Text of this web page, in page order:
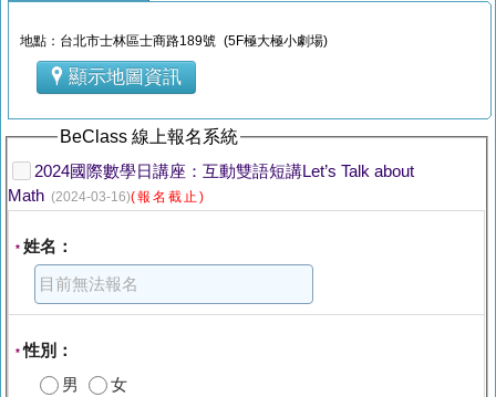
地點：台北市士林區士商路189號 (5F極大極小劇場)
顯示地圖資訊
BeClass 線上報名系統
2024國際數學日講座：互動雙語短講Let’s Talk about
Math (2024-03-16)(報名截止)
* 姓名：
*性別：
男
女